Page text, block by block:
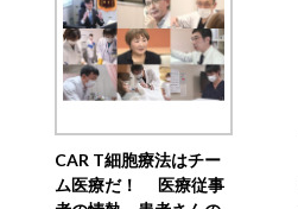
CAR T細胞療法はチー
ム医療だ！ 医療従事